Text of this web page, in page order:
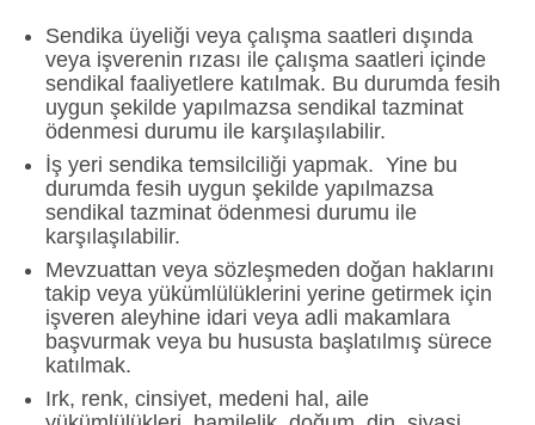
Sendika üyeliği veya çalışma saatleri dışında
veya işverenin rızası ile çalışma saatleri içinde
sendikal faaliyetlere katılmak. Bu durumda fesih
uygun şekilde yapılmazsa sendikal tazminat
ödenmesi durumu ile karşılaşılabilir.
İş yeri sendika temsilciliği yapmak. Yine bu
durumda fesih uygun şekilde yapılmazsa
sendikal tazminat ödenmesi durumu ile
karşılaşılabilir.
Mevzuattan veya sözleşmeden doğan haklarını
takip veya yükümlülüklerini yerine getirmek için
işveren aleyhine idari veya adli makamlara
başvurmak veya bu hususta başlatılmış sürece
katılmak.
Irk, renk, cinsiyet, medeni hal, aile